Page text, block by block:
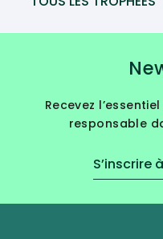
Recevez
responsable
S’inscrire